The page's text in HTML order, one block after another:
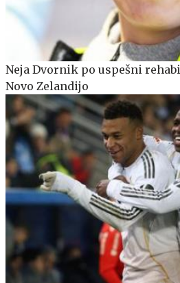
Neja Dvornik po uspešni
Novo Zelandijo